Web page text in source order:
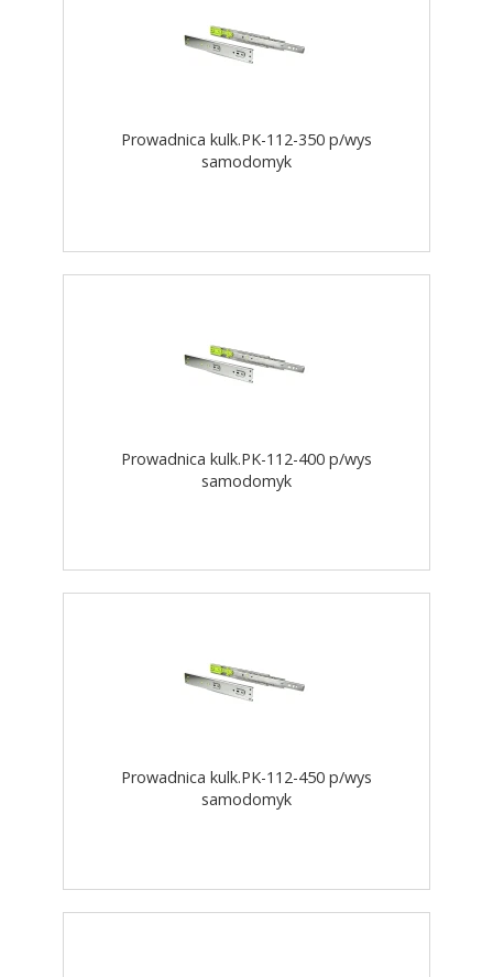
Prowadnica kulk.PK-112-350 p/wys
samodomyk
Prowadnica kulk.PK-112-400 p/wys
samodomyk
Prowadnica kulk.PK-112-450 p/wys
samodomyk